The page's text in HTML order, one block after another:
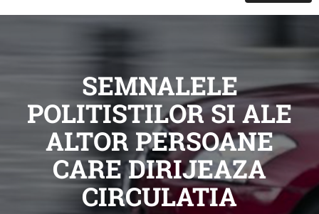
SEMNALELE
POLITISTILOR SI ALE
ALTOR PERSOANE
CARE DIRIJEAZA
CIRCULATIA